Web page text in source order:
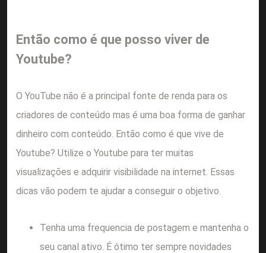
Então como é que posso viver de
Youtube?
O YouTube não é a principal fonte de renda para os
criadores de conteúdo mas é uma boa forma de ganhar
dinheiro com conteúdo. Então como é que vive de
Youtube? Utilize o Youtube para ter muitas
visualizações e adquirir visibilidade na internet. Essas
dicas vão podem te ajudar a conseguir o objetivo.
Tenha uma frequencia de postagem e mantenha o
seu canal ativo. É ótimo ter sempre novidades